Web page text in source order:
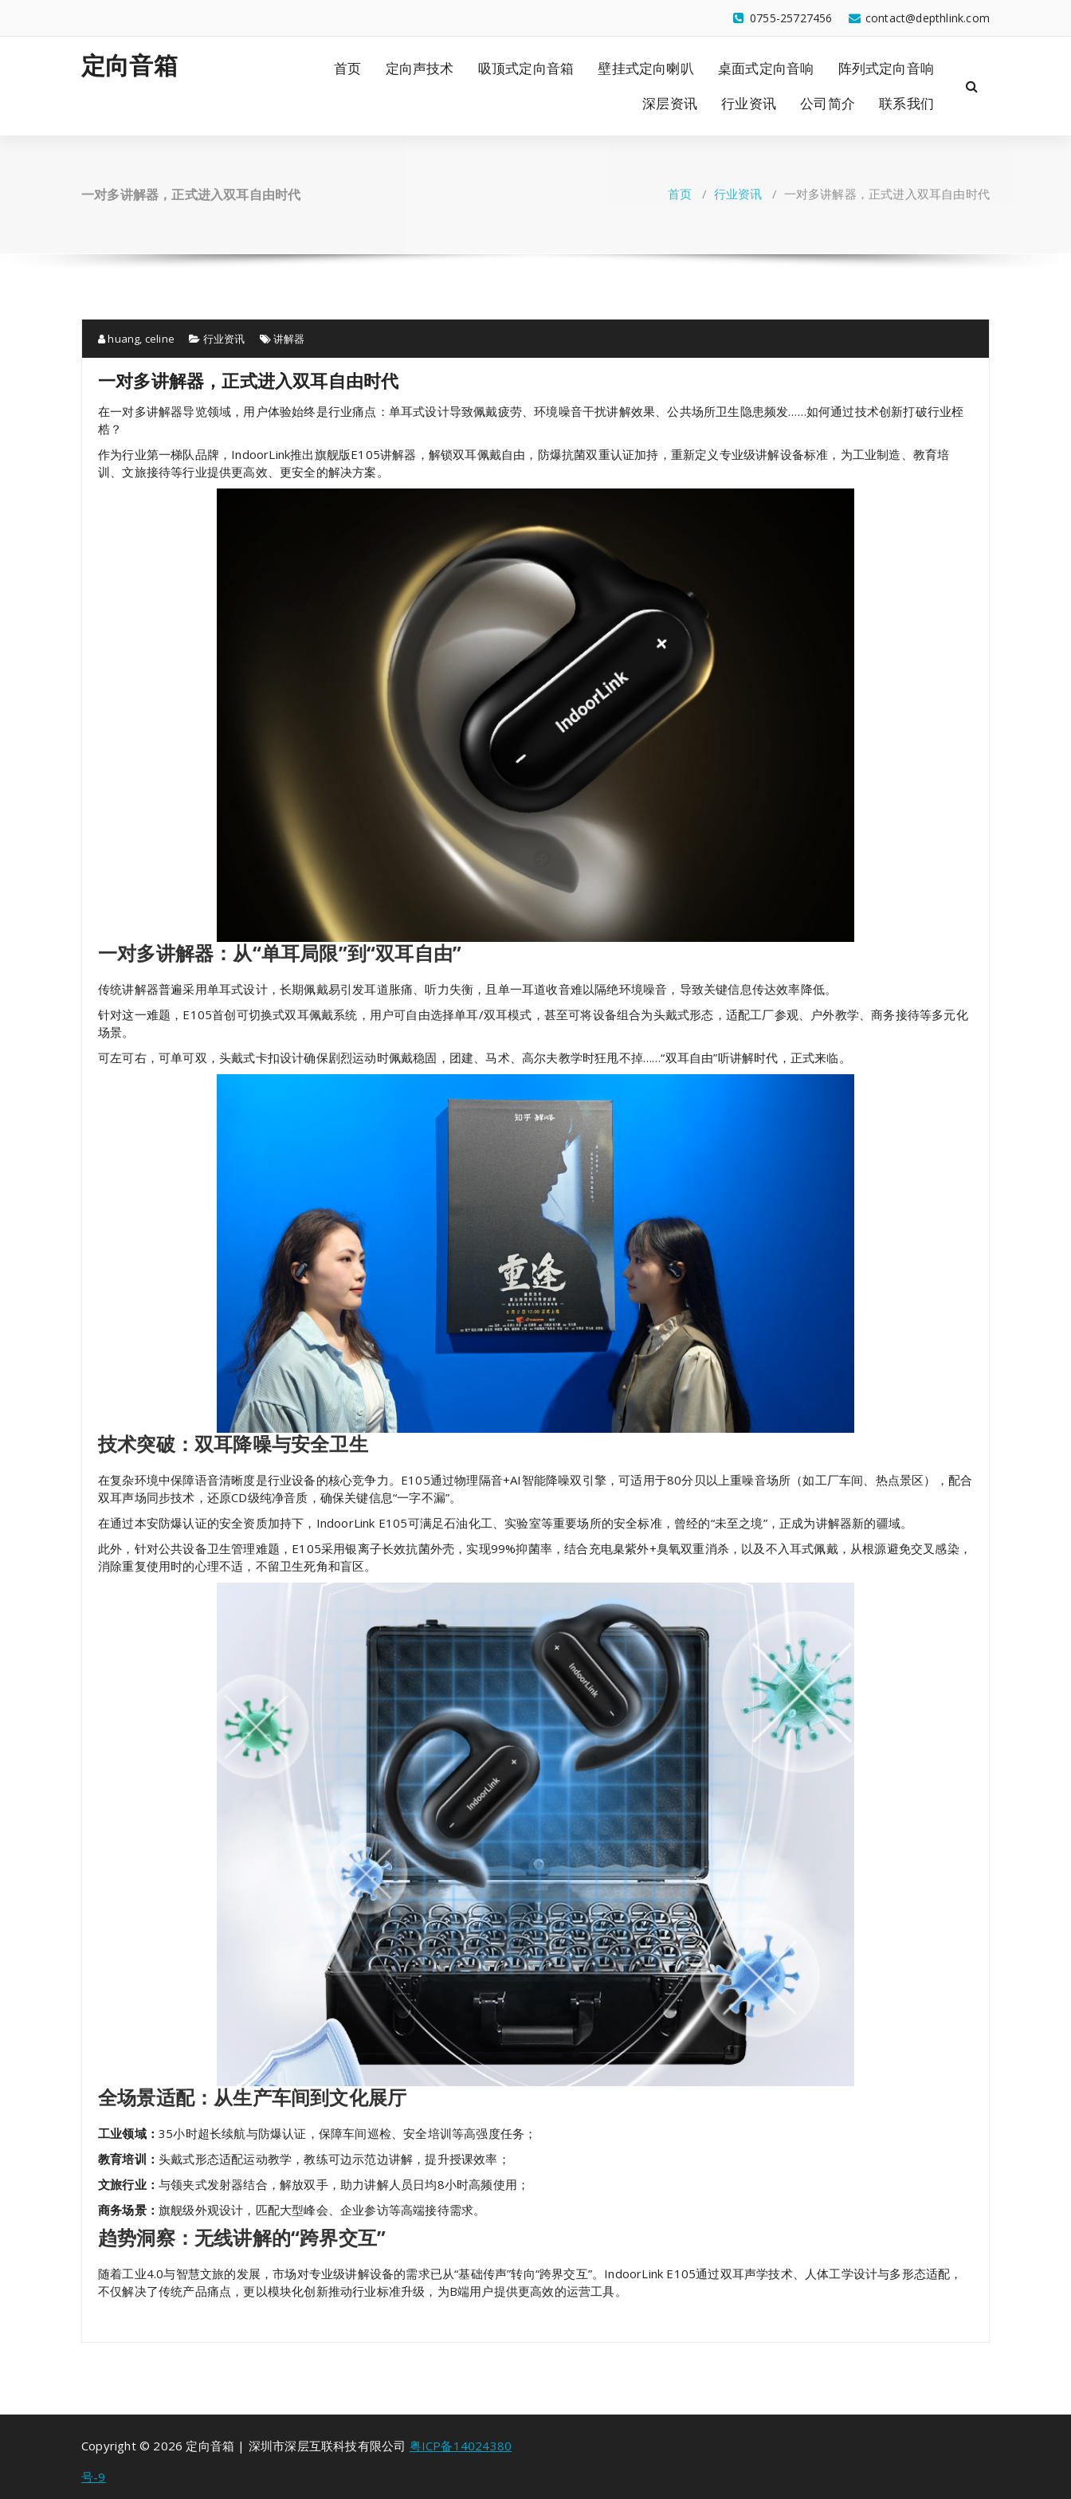
正
contact@depthlink.com
0755-25727456
定向音箱 首页 定向声技术 吸顶式定向音箱 壁挂式定向喇叭 桌面式定向音响
阵列式定向音响
深层资讯
行业资讯 公司简介 联系我们
一对多讲解器，正式进入双耳自由时代 首页 / 行业资讯 / 一对多讲解器，正式进入双耳自由时代
huang, celine 行业资讯 讲解器
一对多讲解器，正式进入双耳自由时代
在一对多讲解器导览领域，用户体验始终是行业痛点：单耳式设计导致佩戴疲劳、环境噪音干扰讲解效果、公共场所卫生隐患频发……如何通过技术创新打破行业桎
梏？
作为行业第一梯队品牌，IndoorLink推出旗舰版E105讲解器，解锁双耳佩戴自由，防爆抗菌双重认证加持，重新定义专业级讲解设备标准，为工业制造、教育培
训、文旅接待等行业提供更高效、更安全的解决方案。
一对多讲解器：从“单耳局限”到“双耳自由”
传统讲解器普遍采用单耳式设计，长期佩戴易引发耳道胀痛、听力失衡，且单一耳道收音难以隔绝环境噪音，导致关键信息传达效率降低。
针对这一难题，E105首创可切换式双耳佩戴系统，用户可自由选择单耳/双耳模式，甚至可将设备组合为头戴式形态，适配工厂参观、户外教学、商务接待等多元化
场景。
可左可右，可单可双，头戴式卡扣设计确保剧烈运动时佩戴稳固，团建、马术、高尔夫教学时狂甩不掉……“双耳自由”听讲解时代，正式来临。
技术突破：双耳降噪与安全卫生
在复杂环境中保障语音清晰度是行业设备的核心竞争力。E105通过物理隔音+AI智能降噪双引擎，可适用于80分贝以上重噪音场所（如工厂车间、热点景区），配合
双耳声场同步技术，还原CD级纯净音质，确保关键信息“一字不漏”。
在通过本安防爆认证的安全资质加持下，IndoorLink E105可满足石油化工、实验室等重要场所的安全标准，曾经的“未至之境”，正成为讲解器新的疆域。
此外，针对公共设备卫生管理难题，E105采用银离子长效抗菌外壳，实现99%抑菌率，结合充电臬紫外+臭氧双重消杀，以及不入耳式佩戴，从根源避免交叉感染，
消除重复使用时的心理不适，不留卫生死角和盲区。
全场景适配：从生产车间到文化展厅
工业领域： 35小时超长续航与防爆认证，保障车间巡检、安全培训等高强度任务；
教育培训： 头戴式形态适配运动教学，教练可边示范边讲解，提升授课效率；
文旅行业： 与领夹式发射器结合，解放双手，助力讲解人员日均8小时高频使用；
商务场景： 旗舰级外观设计，匹配大型峰会、企业参访等高端接待需求。
趋势洞察：无线讲解的“跨界交互”
随着工业4.0与智慧文旅的发展，市场对专业级讲解设备的需求已从“基础传声”转向“跨界交互”。IndoorLink E105通过双耳声学技术、人体工学设计与多形态适配，
不仅解决了传统产品痛点，更以模块化创新推动行业标准升级，为B端用户提供更高效的运营工具。
Copyright © 2026 定向音箱 | 深圳市深层互联科技有限公司 粤ICP备14024380
号-9